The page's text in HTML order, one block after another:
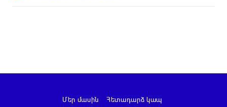
Մեր մասին Հետադարձ կապ